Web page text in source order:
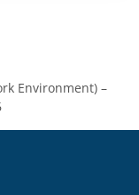
Environment) –